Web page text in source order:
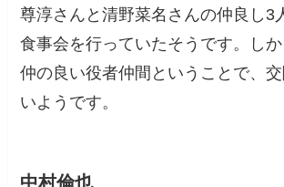
尊淳さんと清野菜名さんの仲良し3
食事会を行っていたそうです。し
仲の良い役者仲間ということで、
いようです。
中村倫也